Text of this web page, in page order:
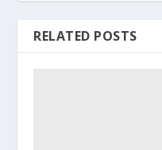
RELATED POSTS